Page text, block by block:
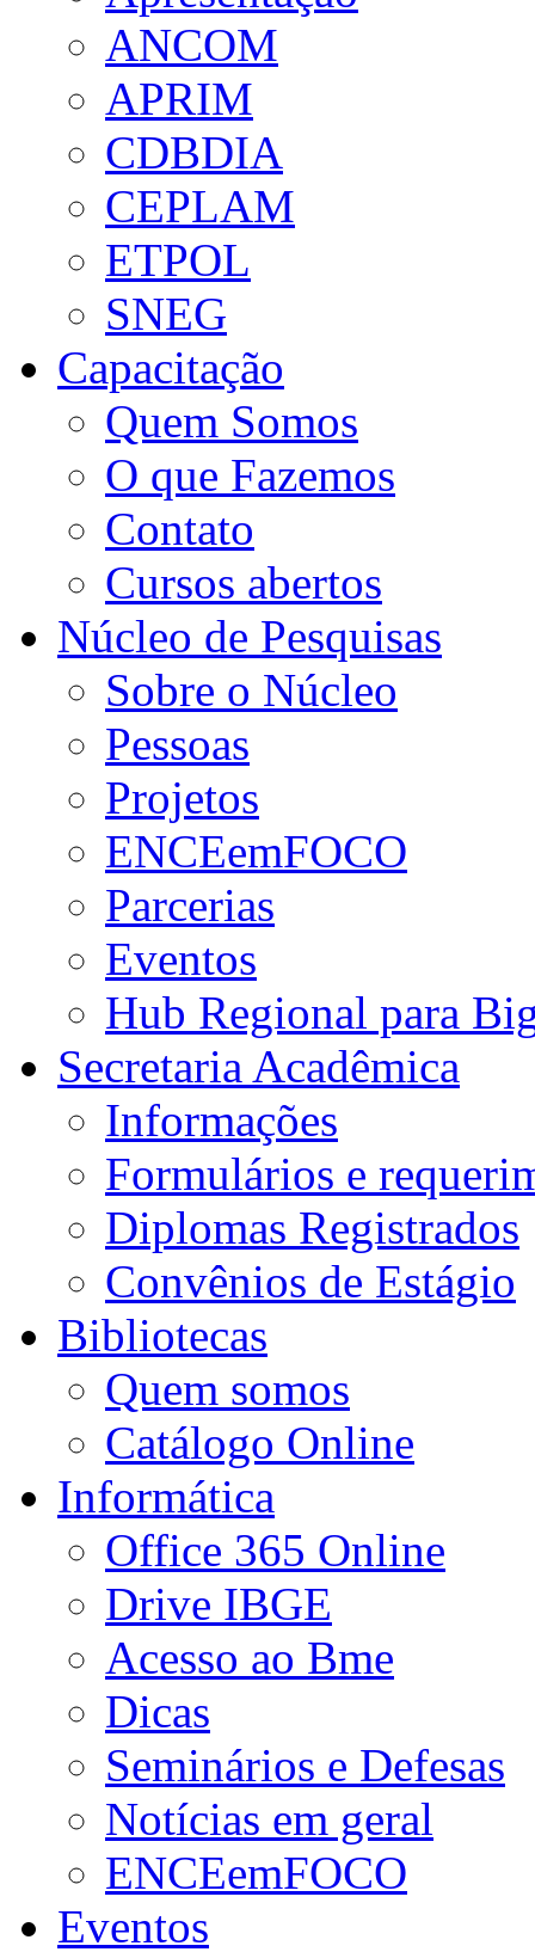
ANCOM
APRIM
CDBDIA
CEPLAM
ETPOL
SNEG
Capacitação
Quem Somos
O que Fazemos
Contato
Cursos abertos
Núcleo de Pesquisas
Sobre o Núcleo
Pessoas
Projetos
ENCEemFOCO
Parcerias
Eventos
Hub Regional para
Secretaria Acadêmica
Informações
Formulários e
Diplomas Registrados
Convênios de Estágio
Bibliotecas
Quem somos
Catálogo Online
Informática
Office 365 Online
Drive IBGE
Acesso ao Bme
Dicas
Seminários e Defesas
Notícias em geral
ENCEemFOCO
Eventos